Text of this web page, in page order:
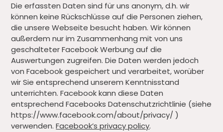
Die erfassten Daten sind für uns anonym, d.h. wir
können keine Rückschlüsse auf die Personen ziehen,
die unsere Webseite besucht haben. Wir können
außerdem nur im Zusammenhang mit von uns
geschalteter Facebook Werbung auf die
Auswertungen zugreifen. Die Daten werden jedoch
von Facebook gespeichert und verarbeitet, worüber
wir Sie entsprechend unserem Kenntnisstand
unterrichten. Facebook kann diese Daten
entsprechend Facebooks Datenschutzrichtlinie (siehe
https://www.facebook.com/about/privacy/ )
verwenden.Facebook’s privacy policy.